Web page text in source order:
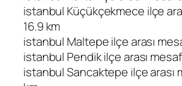
istanbul Küçükçekmece ilçe
16.9 km
istanbul Maltepe ilçe arası
istanbul Pendik ilçe arası
istanbul Sancaktepe ilçe arası